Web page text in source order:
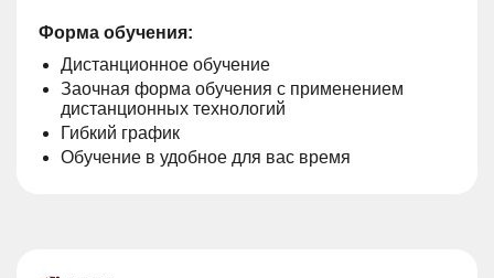
Форма обучения:
Дистанционное обучение
Заочная форма обучения с применением
дистанционных технологий
Гибкий график
Обучение в удобное для вас время